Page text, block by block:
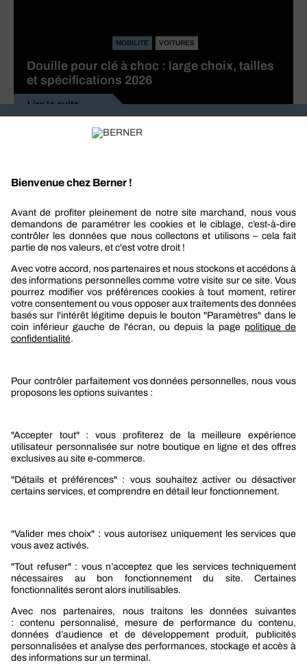
MOBILITE VOITURES
Douille pour clé à choc : large choix, tailles
et spécifications 2026
Lire la suite
Berner
Boutique Berner
Boutique Berner Industry Services
Le groupe Berner
Nos produits
Sélection produits automobile
Sélection produits bâtiment
Promotions
Nouveautés mobilité
Nouveautés construction
CARRIÈRES
NOTRE OFFRE
Entre vous et nous